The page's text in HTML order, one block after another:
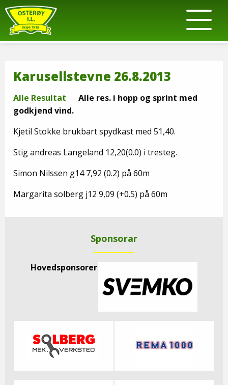
Karusellstevne 26.8.2013
Alle Resultat Alle res. i hopp og sprint med
godkjend vind.
Kjetil Stokke brukbart spydkast med 51,40.
Stig andreas Langeland 12,20(0.0) i tresteg.
Simon Nilssen g14 7,92 (0.2) på 60m
Margarita solberg j12 9,09 (+0.5) på 60m
Sponsorar
Hovedsponsorer